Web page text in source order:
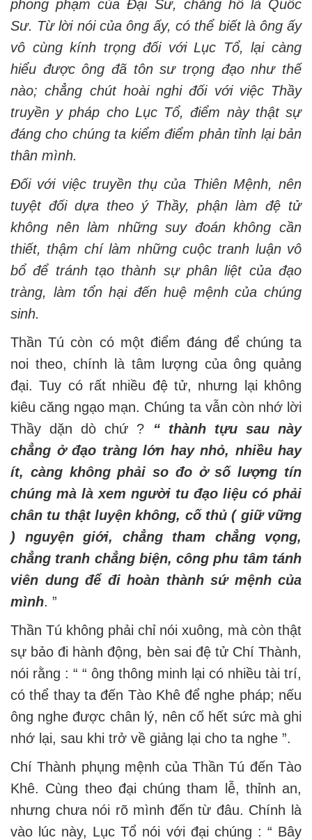
phong phạm của Đại Sư, chẳng hổ là Quốc
Sư. Từ lời nói của ông ấy, có thể biết là ông ấy
vô cùng kính trọng đối với Lục Tổ, lại càng
hiểu được ông đã tôn sư trọng đạo như thế
nào; chẳng chút hoài nghi đối với việc Thầy
truyền y pháp cho Lục Tổ, điểm này thật sự
đáng cho chúng ta kiểm điểm phản tỉnh lại bản
thân mình.
Đối với việc truyền thụ của Thiên Mệnh, nên
tuyệt đối dựa theo ý Thầy, phận làm đệ tử
không nên làm những suy đoán không cần
thiết, thậm chí làm những cuộc tranh luận vô
bổ để tránh tạo thành sự phân liệt của đạo
tràng, làm tổn hại đến huệ mệnh của chúng
sinh.
Thần Tú còn có một điểm đáng để chúng ta
noi theo, chính là tâm lượng của ông quảng
đại. Tuy có rất nhiều đệ tử, nhưng lại không
kiêu căng ngạo mạn. Chúng ta vẫn còn nhớ lời
Thầy dặn dò chứ ?
“ thành tựu sau này
chẳng ở đạo tràng lớn hay nhỏ, nhiều hay
ít, càng không phải so đo ở số lượng tín
chúng mà là xem người tu đạo liệu có phải
chân tu thật luyện không, cố thủ ( giữ vững
) nguyện giới, chẳng tham chẳng vọng,
chẳng tranh chẳng biện, công phu tâm tánh
viên dung để đi hoàn thành sứ mệnh của
mình. ”
Thần Tú không phải chỉ nói xuông, mà còn thật
sự bảo đi hành động, bèn sai đệ tử Chí Thành,
nói rằng : “ “ ông thông minh lại có nhiều tài trí,
có thể thay ta đến Tào Khê để nghe pháp; nếu
ông nghe được chân lý, nên cố hết sức mà ghi
nhớ lại, sau khi trở về giảng lại cho ta nghe ”.
Chí Thành phụng mệnh của Thần Tú đến Tào
Khê. Cùng theo đại chúng tham lễ, thỉnh an,
nhưng chưa nói rõ mình đến từ đâu. Chính là
vào lúc này, Lục Tổ nói với đại chúng : “ Bây